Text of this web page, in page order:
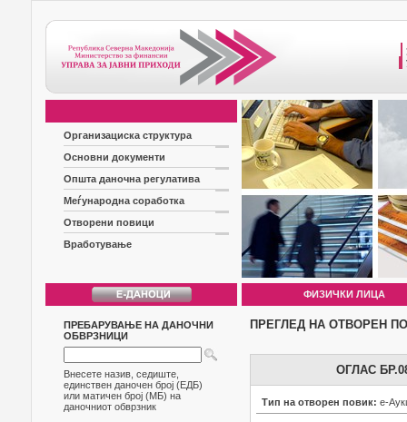
Организациска структура
Основни документи
Општа даночна регулатива
Меѓународна соработка
Отворени повици
Вработување
ФИЗИЧКИ ЛИЦА
ПРЕБАРУВАЊЕ НА ДАНОЧНИ
ОБВРЗНИЦИ
Внесете назив, седиште,
единствен даночен број (ЕДБ)
или матичен број (МБ) на
даночниот обврзник
ПРЕГЛЕД НА ОТВОРЕН
ОГЛАС
Тип на отворен повик: е-